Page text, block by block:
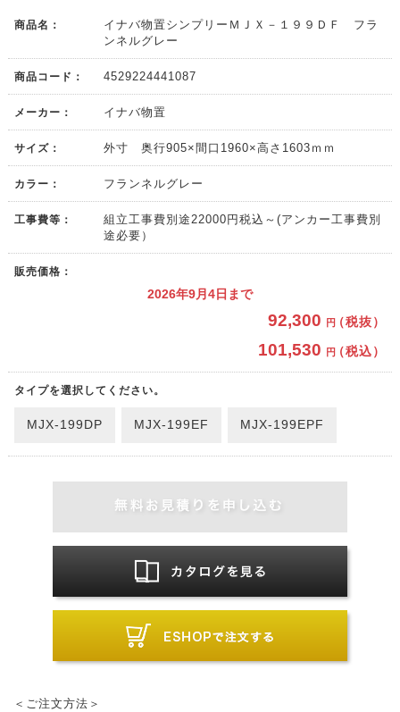
商品名：
イナバ物置シンプリーＭＪＸ－１９９ＤＦ フラ
ンネルグレー
商品コード： 4529224441087
メーカー： イナバ物置
サイズ： 外寸 奥行905×間口1960×高さ1603ｍｍ
カラー： フランネルグレー
工事費等：
組立工事費別途22000円税込～(アンカー工事費別
途必要）
販売価格：
2026年9月4日まで
92,300 円（税抜）
101,530 円（税込）
タイプを選択してください。
MJX-199DP MJX-199EF MJX-199EPF
＜ご注文方法＞